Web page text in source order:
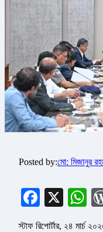
Posted by:মো: মিজানুর
X
স্টাফ রিপোর্টার, ২৪ মার্চ